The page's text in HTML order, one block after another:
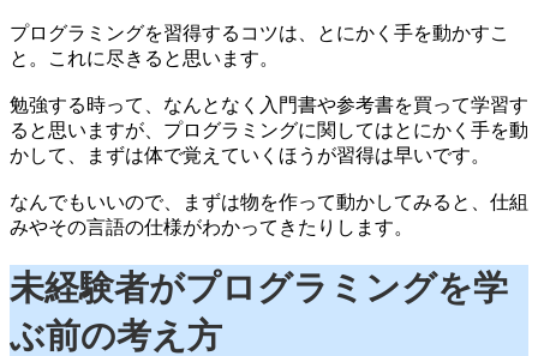
プログラミングを習得するコツは、とにかく手を動かすこ
と。これに尽きると思います。
勉強する時って、なんとなく入門書や参考書を買って学習す
ると思いますが、プログラミングに関してはとにかく手を動
かして、まずは体で覚えていくほうが習得は早いです。
なんでもいいので、まずは物を作って動かしてみると、仕組
みやその言語の仕様がわかってきたりします。
未経験者がプログラミングを学
ぶ前の考え方